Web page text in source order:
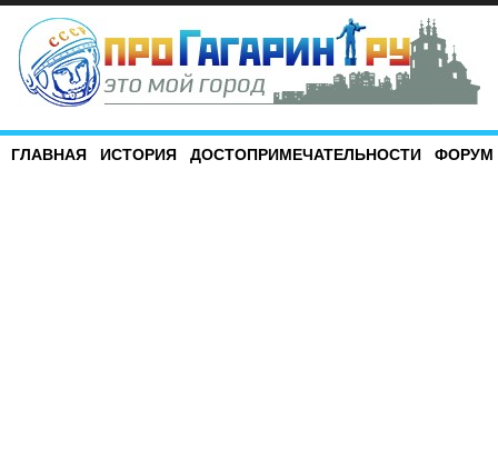
ГЛАВНАЯ ИСТОРИЯ ДОСТОПРИМЕЧАТЕЛЬНОСТИ ФОРУМ